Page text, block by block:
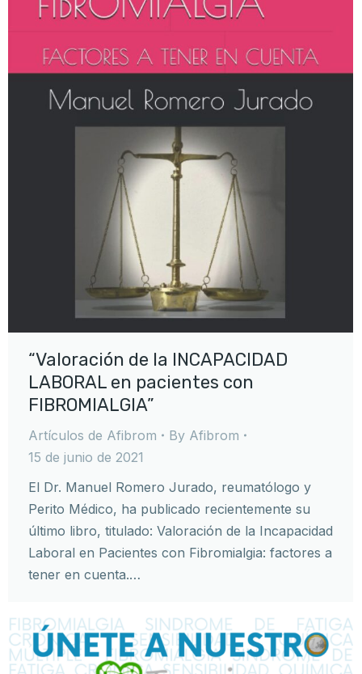
“Valoración de la INCAPACIDAD
LABORAL en pacientes con
FIBROMIALGIA”
Artículos de Afibrom By Afibrom
15 de junio de 2021
El Dr. Manuel Romero Jurado, reumatólogo y
Perito Médico, ha publicado recientemente su
último libro, titulado: Valoración de la Incapacidad
Laboral en Pacientes con Fibromialgia: factores a
tener en cuenta.…